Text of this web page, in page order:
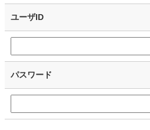
ユーザID
パスワード